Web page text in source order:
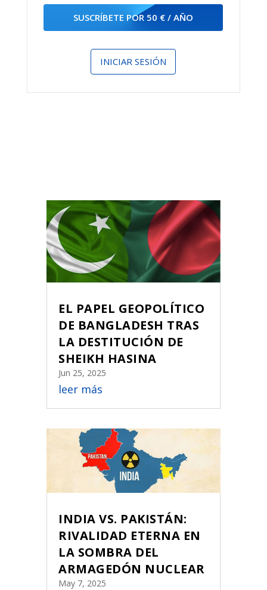
SUSCRÍBETE POR 50 € / AÑO
INICIAR SESIÓN
EL PAPEL GEOPOLÍTICO
DE BANGLADESH TRAS
LA DESTITUCIÓN DE
SHEIKH HASINA
Jun 25, 2025
leer más
INDIA VS. PAKISTÁN:
RIVALIDAD ETERNA EN
LA SOMBRA DEL
ARMAGEDÓN NUCLEAR
May 7, 2025